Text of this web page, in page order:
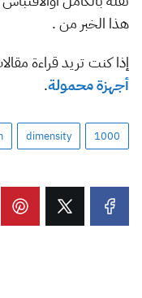
هذا الخبر من .
إذا كنت تريد قراءة
أجهزة محمولة.
1000
dimensity